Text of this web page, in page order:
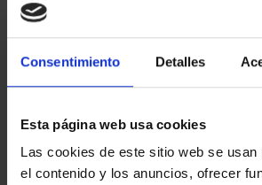
Consentimiento Detalles
Esta página web usa cookies
Las cookies de este sitio web se usan
el contenido y los anuncios, ofrecer
SUSCRIPCIÓN
CAPITALES DE